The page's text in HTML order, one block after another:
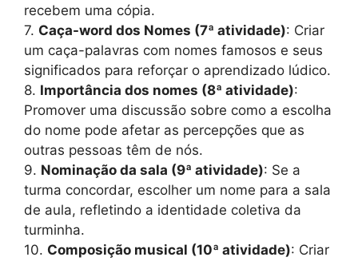
recebem uma cópia.
7. Caça-word dos Nomes (7ª atividade): Criar
um caça-palavras com nomes famosos e seus
significados para reforçar o aprendizado lúdico.
8. Importância dos nomes (8ª atividade):
Promover uma discussão sobre como a escolha
do nome pode afetar as percepções que as
outras pessoas têm de nós.
9. Nominação da sala (9ª atividade): Se a
turma concordar, escolher um nome para a sala
de aula, refletindo a identidade coletiva da
turminha.
10. Composição musical (10ª atividade): Criar